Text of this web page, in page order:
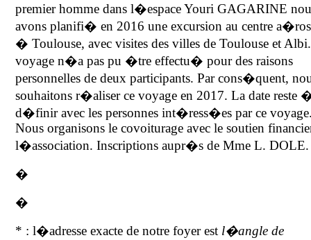
premier homme dans l�espace Youri GAGARINE
avons planifi� en 2016 une excursion au centre
� Toulouse, avec visites des villes de Toulouse et
voyage n�a pas pu �tre effectu� pour des raisons
personnelles de deux participants. Par cons�quent,
souhaitons r�aliser ce voyage en 2017. La date reste
d�finir avec les personnes int�ress�es par ce
Nous organisons le covoiturage avec le soutien
l�association. Inscriptions aupr�s de Mme L. DOLE.
�
�
* : l�adresse exacte de notre foyer est l�angle de